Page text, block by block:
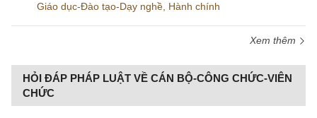
Giáo dục-Đào tạo-Dạy nghề Hành chính
Xem thêm
HỎI ĐÁP PHÁP LUẬT VỀ CÁN BỘ-CÔNG CHỨC-VIÊN
CHỨC